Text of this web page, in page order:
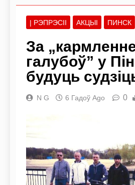
| РЭПРЭСІІ АКЦЫІ ПИНСК
За
галубоў” у
будуць
N G 6 Гадоў Ago 0